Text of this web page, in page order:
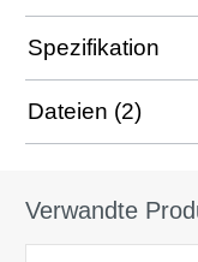
Spezifikation
Dateien (2)
Verwandte